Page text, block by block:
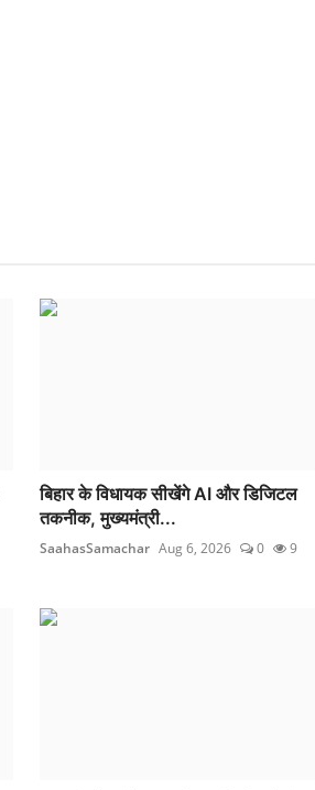
बिहार के विधायक सीखेंगे AI और डिजिटल
तकनीक, मुख्यमंत्री...
SaahasSamachar Aug 6, 2026 0 9